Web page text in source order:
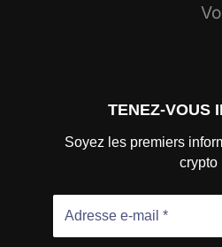
TENEZ-VOUS
Soyez les premiers
crypto